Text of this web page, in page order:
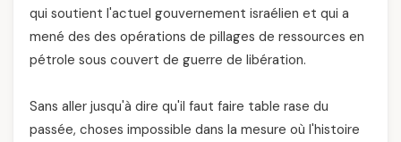
qui soutient l'actuel gouvernement israélien et qui a
mené des des opérations de pillages de ressources en
pétrole sous couvert de guerre de libération.
Sans aller jusqu'à dire qu'il faut faire table rase du
passée, choses impossible dans la mesure où l'histoire